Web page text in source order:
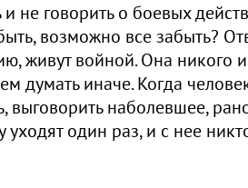
говорить о боевых
возможно все забыть?
живут войной. Она никого и
иначе. Когда
выговорить наболевшее,
один раз, и с нее